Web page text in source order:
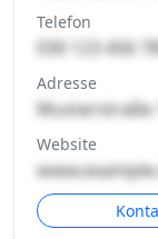
Telefon
030 123 456
Adresse
Musterstraße
Website